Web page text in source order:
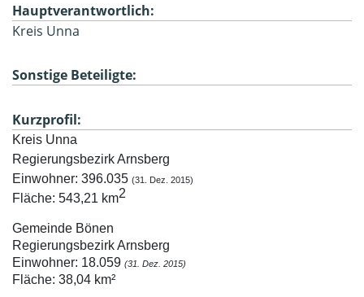
Hauptverantwortlich:
Kreis Unna
Sonstige Beteiligte:
Kurzprofil:
Kreis Unna
Regierungsbezirk Arnsberg
Einwohner: 396.035 (31. Dez. 2015)
Fläche: 543,21 km2
Gemeinde Bönen
Regierungsbezirk Arnsberg
Einwohner: 18.059 (31. Dez. 2015)